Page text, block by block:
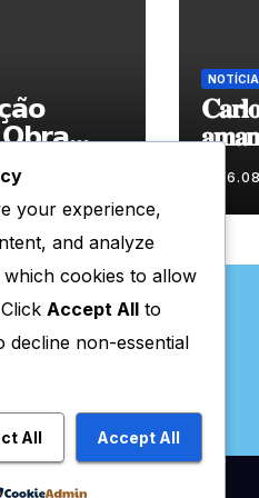
𝗢𝗯𝗿𝗮
𝗲𝗹𝗮
NOTÍCIA
𝐀𝐫𝐭𝐞𝐬
your experience,
and analyze
cookies to allow
Accept All to
decline non-essential
All Accept All